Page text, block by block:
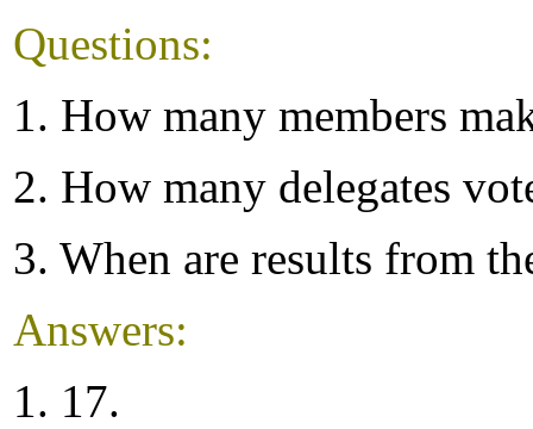
Questions:
1. How many members
2. How many delegates
3. When are results from
Answers:
1. 17.